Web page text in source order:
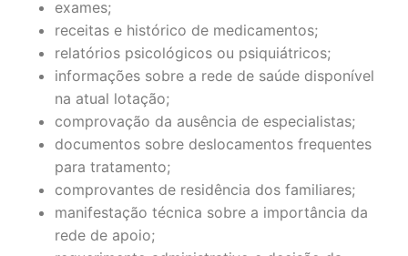
exames;
receitas e histórico de medicamentos;
relatórios psicológicos ou psiquiátricos;
informações sobre a rede de saúde disponível
na atual lotação;
comprovação da ausência de especialistas;
documentos sobre deslocamentos frequentes
para tratamento;
comprovantes de residência dos familiares;
manifestação técnica sobre a importância da
rede de apoio;